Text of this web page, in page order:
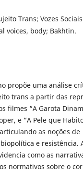
Trans; Vozes
voices, body; Bakhtin.
propõe uma análise
trans a partir das
filmes “A Garota
e “A Pele que
as noções de
e resistência.
como as
normativos sobre o